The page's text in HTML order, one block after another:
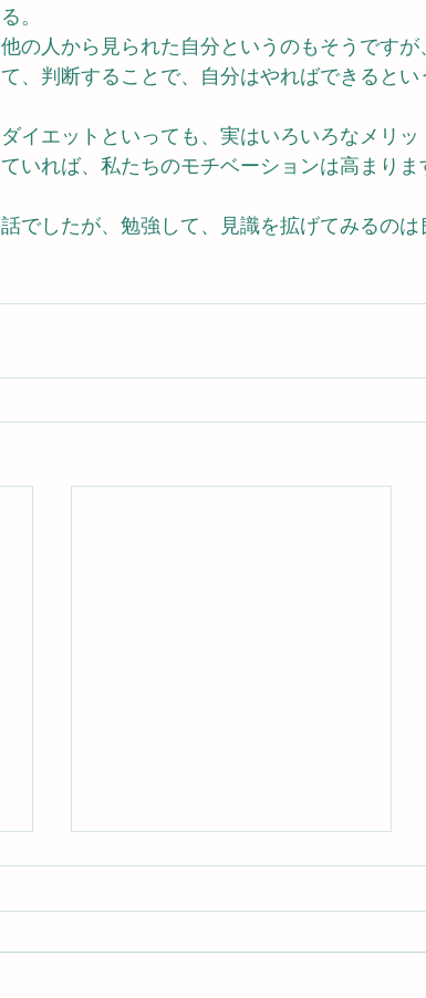
。
の人から見られた自分というのもそうですが
、判断することで、自分はやればできるとい
イエットといっても、実はいろいろなメリッ
いれば、私たちのモチベーションは高まりま
でしたが、勉強して、見識を拡げてみるのは